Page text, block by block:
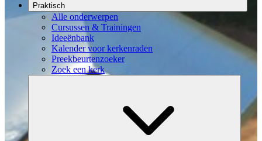
Praktisch
Alle onderwerpen
Cursussen & Trainingen
Ideeënbank
Kalender voor kerkenraden
Preekbeurtenzoeker
Zoek een kerk